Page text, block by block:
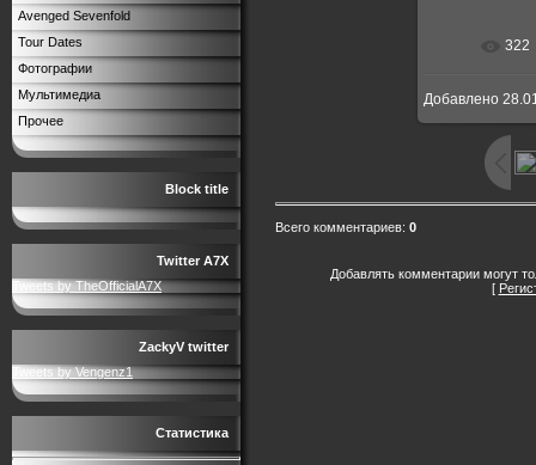
Avenged Sevenfold
Tour Dates
Фотографии
Мультимедиа
Прочее
Block title
Twitter A7X
Tweets by TheOfficialA7X
ZackyV twitter
Tweets by Vengenz1
Статистика
322
Добавлено
Всего комментариев: 0
Добавлять комментарии могут
[